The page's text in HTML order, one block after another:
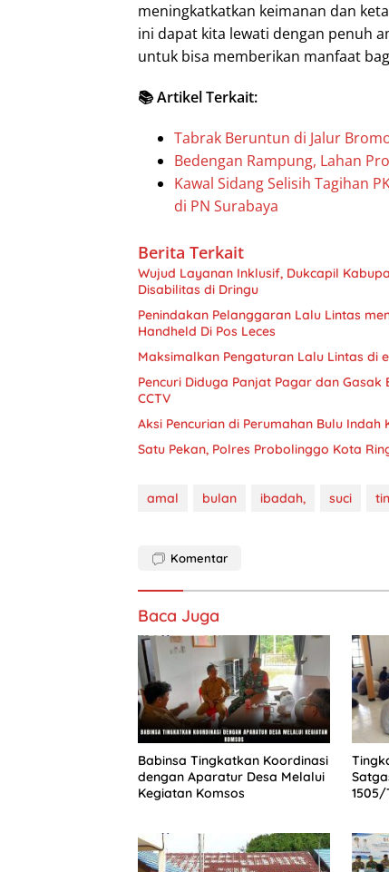
meningkatkatkan keimanan dan
ini dapat kita lewati dengan penuh
untuk bisa memberikan manfaat
📚 Artikel Terkait:
Tabrak Beruntun di Jalur
Bedengan Rampung, Lahan
Kawal Sidang Selisih Tagihan
di PN Surabaya
Berita Terkait
Wujud Layanan Inklusif, Dukcapil
Disabilitas di Dringu
Penindakan Pelanggaran Lalu Lintas
Handheld Di Pos Leces
Maksimalkan Pengaturan Lalu Lintas di
Pencuri Diduga Panjat Pagar dan
CCTV
Aksi Pencurian di Perumahan Bulu
Satu Pekan, Polres Probolinggo Kota
amal bulan ibadah, suci
Komentar
Baca Juga
Babinsa Tingkatkan Koordinasi
dengan Aparatur Desa Melalui
Kegiatan Komsos